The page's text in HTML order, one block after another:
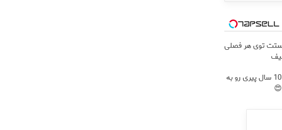
توی هر فصلی
با این گیاهان کمیاب حداقل 10 سال پیری رو به